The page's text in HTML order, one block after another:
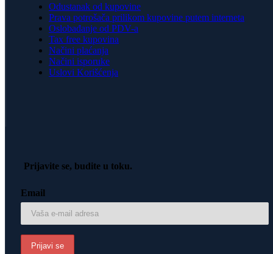
Odustanak od kupovine
Prava potrošača prilikom kupovine putem interneta
Oslobađanje od PDV-a
Tax free kupovina
Načini plaćanja
Načini isporuke
Uslovi Korišćenja
Prijavite se, budite u toku.
Email